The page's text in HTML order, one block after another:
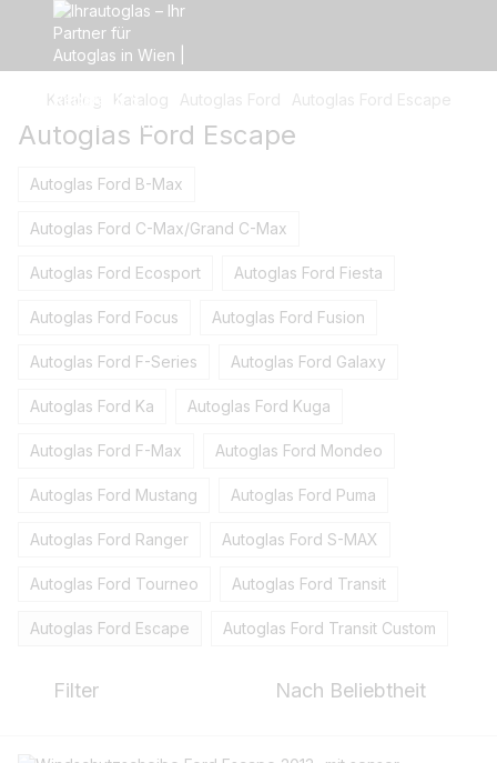
Katalog Katalog Autoglas Ford Autoglas Ford Escape
Autoglas Ford Escape
Autoglas Ford B-Max
Autoglas Ford C-Max/Grand C-Max
Autoglas Ford Ecosport Autoglas Ford Fiesta
Autoglas Ford Focus Autoglas Ford Fusion
Autoglas Ford F-Series Autoglas Ford Galaxy
Autoglas Ford Ka Autoglas Ford Kuga
Autoglas Ford F-Max Autoglas Ford Mondeo
Autoglas Ford Mustang Autoglas Ford Puma
Autoglas Ford Ranger Autoglas Ford S-MAX
Autoglas Ford Tourneo Autoglas Ford Transit
Autoglas Ford Escape Autoglas Ford Transit Custom
Filter Nach Beliebtheit